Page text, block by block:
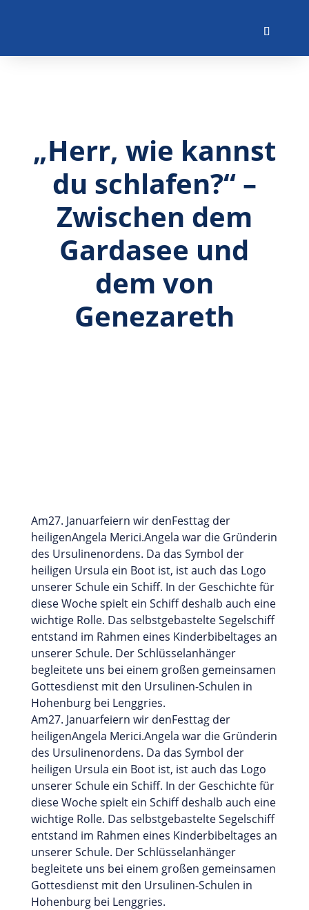
„Herr, wie kannst
du schlafen?“ –
Zwischen dem
Gardasee und
dem von
Genezareth
Am27. Januarfeiern wir denFesttag der
heiligenAngela Merici.Angela war die Gründerin
des Ursulinenordens. Da das Symbol der
heiligen Ursula ein Boot ist, ist auch das Logo
unserer Schule ein Schiff. In der Geschichte für
diese Woche spielt ein Schiff deshalb auch eine
wichtige Rolle. Das selbstgebastelte Segelschiff
entstand im Rahmen eines Kinderbibeltages an
unserer Schule. Der Schlüsselanhänger
begleitete uns bei einem großen gemeinsamen
Gottesdienst mit den Ursulinen-Schulen in
Hohenburg bei Lenggries.
Am27. Januarfeiern wir denFesttag der
heiligenAngela Merici.Angela war die Gründerin
des Ursulinenordens. Da das Symbol der
heiligen Ursula ein Boot ist, ist auch das Logo
unserer Schule ein Schiff. In der Geschichte für
diese Woche spielt ein Schiff deshalb auch eine
wichtige Rolle. Das selbstgebastelte Segelschiff
entstand im Rahmen eines Kinderbibeltages an
unserer Schule. Der Schlüsselanhänger
begleitete uns bei einem großen gemeinsamen
Gottesdienst mit den Ursulinen-Schulen in
Hohenburg bei Lenggries.